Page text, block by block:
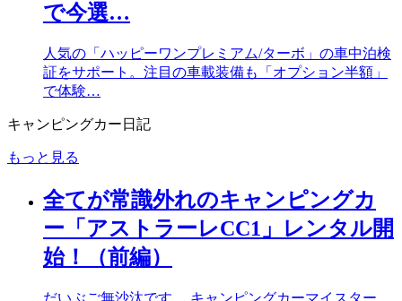
で今選…
人気の「ハッピーワンプレミアム/ターボ」の車中泊検
証をサポート。注目の車載装備も「オプション半額」
で体験…
キャンピングカー日記
もっと見る
全てが常識外れのキャンピングカ
ー「アストラーレCC1」レンタル開
始！（前編）
だいぶご無沙汰です。 キャンピングカーマイスター